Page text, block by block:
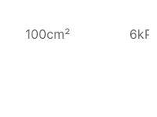
100cm²